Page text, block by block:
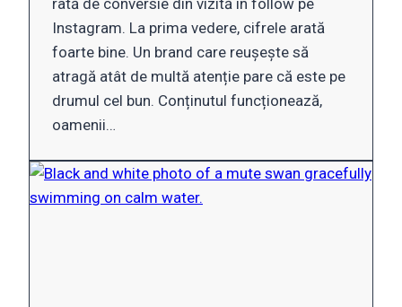
rată de conversie din vizită în follow pe
Instagram. La prima vedere, cifrele arată
foarte bine. Un brand care reușește să
atragă atât de multă atenție pare că este pe
drumul cel bun. Conținutul funcționează,
oamenii…